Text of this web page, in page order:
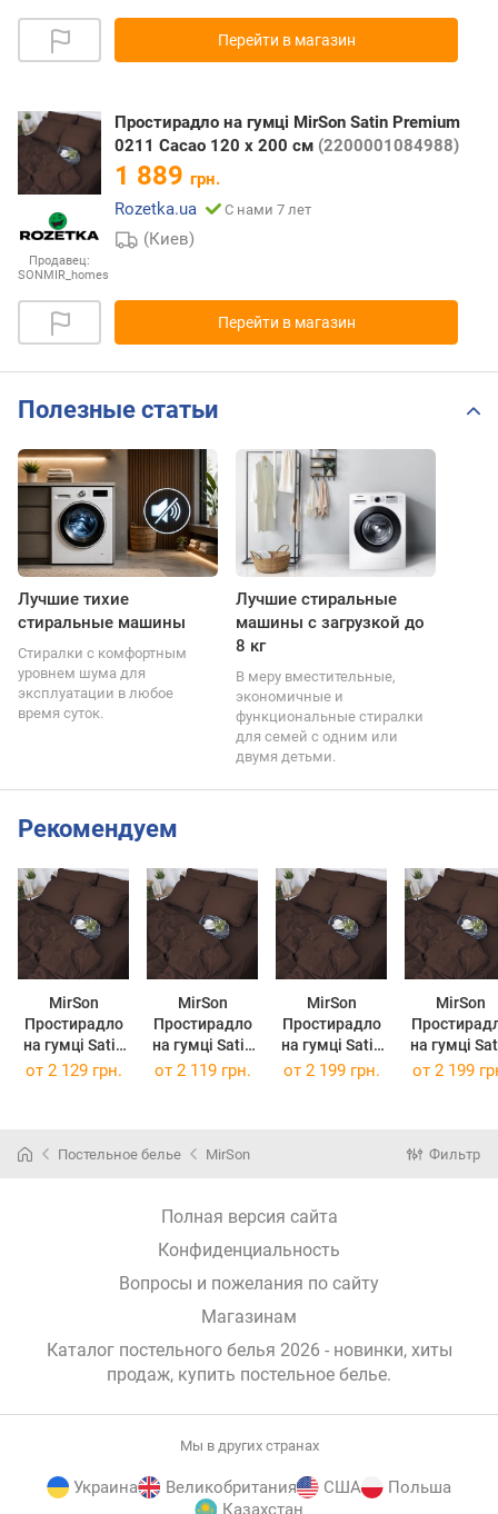
Перейти в магазин
Продавец:
SONMIR_homes
Простирадло на гумці MirSon Satin Premium
0211 Cacao 120 х 200 см (2200001084988)
1 889 грн.
Rozetka.ua
С нами 7 лет
(Киев)
Перейти в магазин
Полезные статьи
Лучшие тихие
стиральные машины
Стиралки с комфортным
уровнем шума для
эксплуатации в любое
время суток.
Лучшие стиральные
машины с загрузкой до
8 кг
В меру вместительные,
экономичные и
функциональные стиралки
для семей с одним или
двумя детьми.
Рекомендуем
MirSon
Простирадло
на гумці Satin
Premium 0211
MirSon
Простирадло
на гумці Satin
Premium 0211
MirSon
Простирадло
на гумці Satin
Premium 0211
MirSon
на гумці Satin
Premium
от 2 129 грн. от 2 119 грн. от 2 199 грн. от 2 199
Постельное белье MirSon Фильтр
Полная версия сайта
Конфиденциальность
Вопросы и пожелания по сайту
Магазинам
Каталог постельного белья 2026 - новинки, хиты
продаж, купить постельное белье.
Мы в других странах
Украина Великобритания США
Польша
Казахстан